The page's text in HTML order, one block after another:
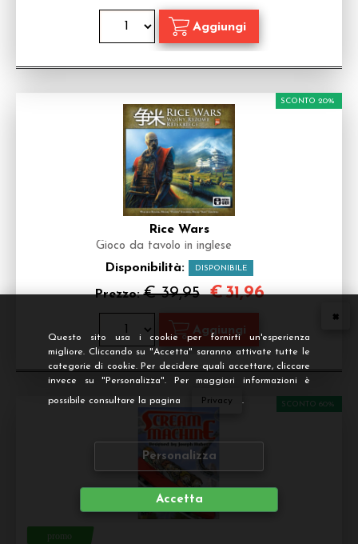
Questo sito usa i cookie per fornirti un'esperienza
migliore. Cliccando su "Accetta" saranno attivate tutte le
categorie di cookie. Per decidere quali accettare, cliccare
invece su "Personalizza". Per maggiori informazioni è
possibile consultare la pagina Privacy .
Personalizza
Accetta
Rice Wars
Gioco da tavolo in inglese
Disponibilità: DISPONIBILE
Prezzo:€ 39,95
SCONTO 20%
€31,96
SCONTO 60%